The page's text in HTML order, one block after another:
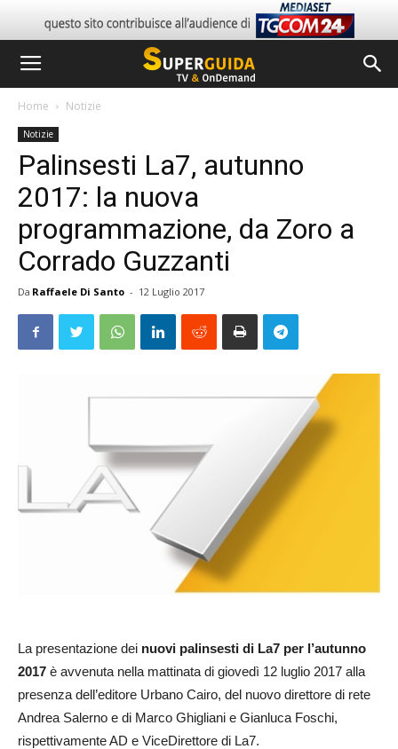
Home Notizie
Notizie
Palinsesti La7, autunno
2017: la nuova
programmazione, da Zoro a
Corrado Guzzanti
Da Raffaele Di Santo - 12 Luglio 2017
La presentazione dei nuovi palinsesti di La7 per l’autunno
2017 è avvenuta nella mattinata di giovedì 12 luglio 2017 alla
presenza dell’editore Urbano Cairo, del nuovo direttore di rete
Andrea Salerno e di Marco Ghigliani e Gianluca Foschi,
rispettivamente AD e ViceDirettore di La7.